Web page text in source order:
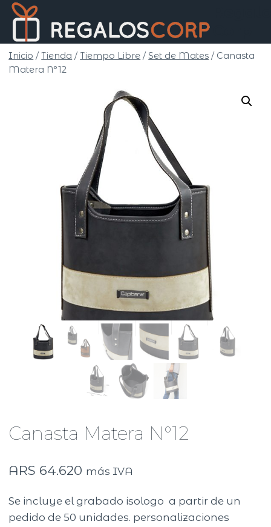
Saltar
contenido
Inicio / Tienda / Tiempo Libre / Set de Mates / Canasta
Matera N°12
Canasta Matera N°12
ARS 64.620 más IVA
Se incluye el grabado isologo a partir de un
pedido de 50 unidades. personalizaciones